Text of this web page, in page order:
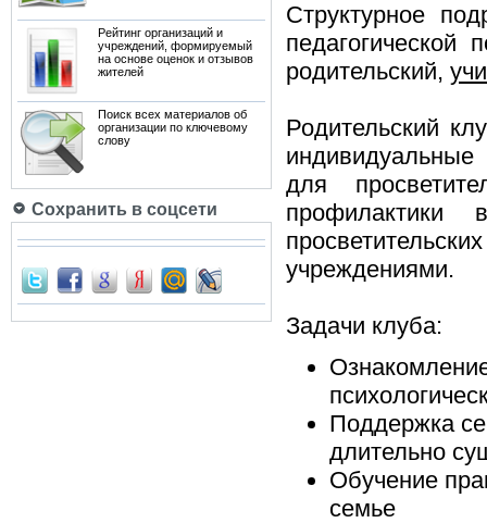
Рейтинг организаций и
учреждений, формируемый
на основе оценок и отзывов
жителей
Поиск всех материалов об
организации по ключевому
слову
Сохранить в соцсети
Структурное
родительский,
Родительский
для
профилактики
учреждениями.
Задачи клуба:
Поддержка
длительно
Обучение
семье